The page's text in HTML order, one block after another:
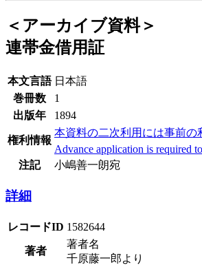
＜アーカイブ資料＞
連帯金借用証
本文言語 日本語
巻冊数
1
出版年
1894
権利情報
本資料の二次利用には事前の
Advance application is required
注記
小嶋善一朗宛
詳細
レコードID 1582644
著者
著者名
千原藤一郎より